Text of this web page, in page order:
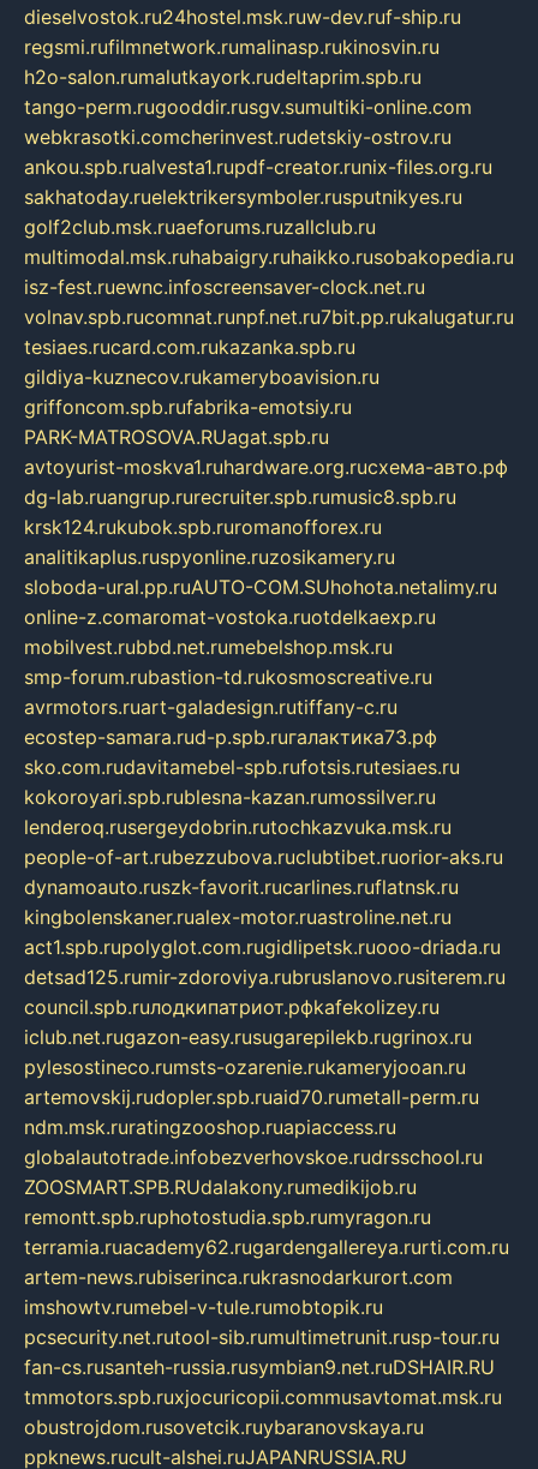
dieselvostok.ru24hostel.msk.ruw-dev.ruf-ship.ru
regsmi.rufilmnetwork.rumalinasp.rukinosvin.ru
h2o-salon.rumalutkayork.rudeltaprim.spb.ru
tango-perm.rugooddir.rusgv.sumultiki-online.com
webkrasotki.comcherinvest.rudetskiy-ostrov.ru
ankou.spb.rualvesta1.rupdf-creator.runix-files.org.ru
sakhatoday.ruelektrikersymboler.rusputnikyes.ru
golf2club.msk.ruaeforums.ruzallclub.ru
multimodal.msk.ruhabaigry.ruhaikko.rusobakopedia.ru
isz-fest.ruewnc.infoscreensaver-clock.net.ru
volnav.spb.rucomnat.runpf.net.ru7bit.pp.rukalugatur.ru
tesiaes.rucard.com.rukazanka.spb.ru
gildiya-kuznecov.rukameryboavision.ru
griffoncom.spb.rufabrika-emotsiy.ru
PARK-MATROSOVA.RUagat.spb.ru
avtoyurist-moskva1.ruhardware.org.ruсхема-авто.рф
dg-lab.ruangrup.rurecruiter.spb.rumusic8.spb.ru
krsk124.rukubok.spb.ruromanofforex.ru
analitikaplus.ruspyonline.ruzosikamery.ru
sloboda-ural.pp.ruAUTO-COM.SUhohota.netalimy.ru
online-z.comaromat-vostoka.ruotdelkaexp.ru
mobilvest.rubbd.net.rumebelshop.msk.ru
smp-forum.rubastion-td.rukosmoscreative.ru
avrmotors.ruart-galadesign.rutiffany-c.ru
ecostep-samara.rud-p.spb.ruгалактика73.рф
sko.com.rudavitamebel-spb.rufotsis.rutesiaes.ru
kokoroyari.spb.rublesna-kazan.rumossilver.ru
lenderoq.rusergeydobrin.rutochkazvuka.msk.ru
people-of-art.rubezzubova.ruclubtibet.ruorior-aks.ru
dynamoauto.ruszk-favorit.rucarlines.ruflatnsk.ru
kingbolenskaner.rualex-motor.ruastroline.net.ru
act1.spb.rupolyglot.com.rugidlipetsk.ruooo-driada.ru
detsad125.rumir-zdoroviya.rubruslanovo.rusiterem.ru
council.spb.ruлодкипатриот.рфkafekolizey.ru
iclub.net.rugazon-easy.rusugarepilekb.rugrinox.ru
pylesostineco.rumsts-ozarenie.rukameryjooan.ru
artemovskij.rudopler.spb.ruaid70.rumetall-perm.ru
ndm.msk.ruratingzooshop.ruapiaccess.ru
globalautotrade.infobezverhovskoe.rudrsschool.ru
ZOOSMART.SPB.RUdalakony.rumedikijob.ru
remontt.spb.ruphotostudia.spb.rumyragon.ru
terramia.ruacademy62.rugardengallereya.rurti.com.ru
artem-news.rubiserinca.rukrasnodarkurort.com
imshowtv.rumebel-v-tule.rumobtopik.ru
pcsecurity.net.rutool-sib.rumultimetrunit.rusp-tour.ru
fan-cs.rusanteh-russia.rusymbian9.net.ruDSHAIR.RU
tmmotors.spb.ruxjocuricopii.commusavtomat.msk.ru
obustrojdom.rusovetcik.ruybaranovskaya.ru
ppknews.rucult-alshei.ruJAPANRUSSIA.RU